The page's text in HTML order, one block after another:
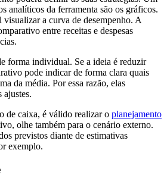
analíticos da ferramenta são os gráficos.
visualizar a curva de desempenho. A
entre receitas e despesas
forma individual. Se a ideia é reduzir
pode indicar de forma clara quais
da média. Por essa razão, elas
ajustes.
de caixa, é válido realizar o planejamento
olhe também para o cenário externo.
previstos diante de estimativas
exemplo.